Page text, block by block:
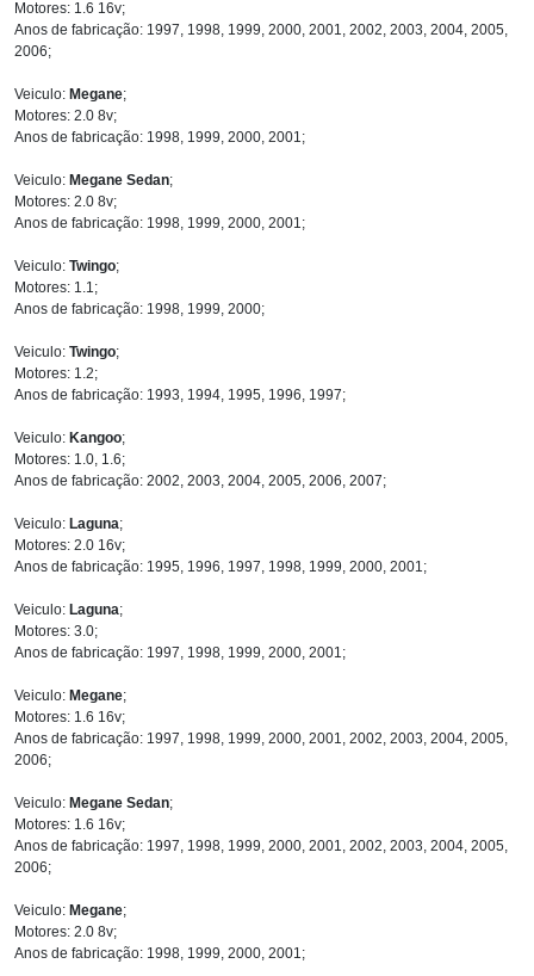
Motores: 1.6 16v;
Anos de fabricação: 1997, 1998, 1999, 2000, 2001, 2002, 2003, 2004, 2005,
2006;
Veiculo: Megane;
Motores: 2.0 8v;
Anos de fabricação: 1998, 1999, 2000, 2001;
Veiculo: Megane Sedan;
Motores: 2.0 8v;
Anos de fabricação: 1998, 1999, 2000, 2001;
Veiculo: Twingo;
Motores: 1.1;
Anos de fabricação: 1998, 1999, 2000;
Veiculo: Twingo;
Motores: 1.2;
Anos de fabricação: 1993, 1994, 1995, 1996, 1997;
Veiculo: Kangoo;
Motores: 1.0, 1.6;
Anos de fabricação: 2002, 2003, 2004, 2005, 2006, 2007;
Veiculo: Laguna;
Motores: 2.0 16v;
Anos de fabricação: 1995, 1996, 1997, 1998, 1999, 2000, 2001;
Veiculo: Laguna;
Motores: 3.0;
Anos de fabricação: 1997, 1998, 1999, 2000, 2001;
Veiculo: Megane;
Motores: 1.6 16v;
Anos de fabricação: 1997, 1998, 1999, 2000, 2001, 2002, 2003, 2004, 2005,
2006;
Veiculo: Megane Sedan;
Motores: 1.6 16v;
Anos de fabricação: 1997, 1998, 1999, 2000, 2001, 2002, 2003, 2004, 2005,
2006;
Veiculo: Megane;
Motores: 2.0 8v;
Anos de fabricação: 1998, 1999, 2000, 2001;